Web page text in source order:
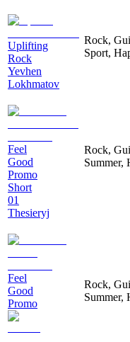
Uplifting
Rock
Yevhen
Lokhmatov
Rock,
Sport,
Feel
Good
Promo
Short
01
Thesieryj
Rock,
Summer,
Feel
Good
Promo
Rock,
Summer,